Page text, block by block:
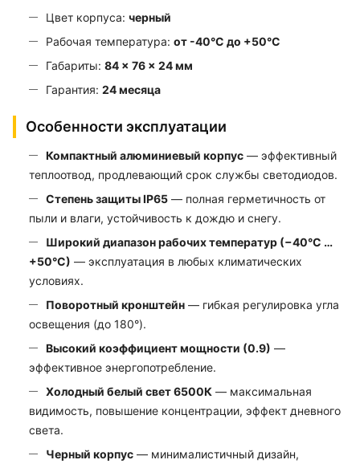
Цвет корпуса: черный
Рабочая температура: от -40°С до +50°С
Габариты: 84 × 76 × 24 мм
Гарантия: 24 месяца
Особенности эксплуатации
Компактный алюминиевый корпус — эффективный
теплоотвод, продлевающий срок службы светодиодов.
Степень защиты IP65 — полная герметичность от
пыли и влаги, устойчивость к дождю и снегу.
Широкий диапазон рабочих температур (−40°С …
+50°С) — эксплуатация в любых климатических
условиях.
Поворотный кронштейн — гибкая регулировка угла
освещения (до 180°).
Высокий коэффициент мощности (0.9) —
эффективное энергопотребление.
Холодный белый свет 6500К — максимальная
видимость, повышение концентрации, эффект дневного
света.
Черный корпус — минималистичный дизайн,